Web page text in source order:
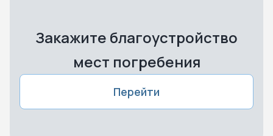
Закажите благоустройство
мест погребения
Перейти